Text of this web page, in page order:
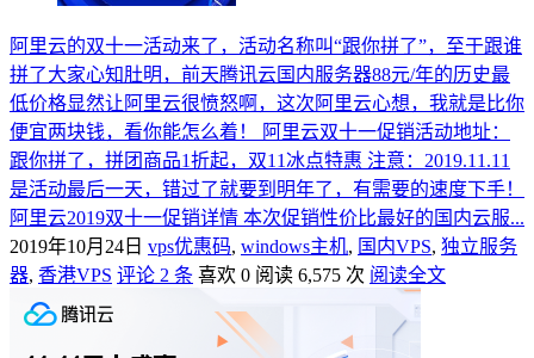
阿里云的双十一活动来了，活动名称叫“跟你拼了”，至于跟谁
拼了大家心知肚明，前天腾讯云国内服务器88元/年的历史最
低价格显然让阿里云很愤怒啊，这次阿里云心想，我就是比你
便宜两块钱，看你能怎么着！ 阿里云双十一促销活动地址：
跟你拼了，拼团商品1折起，双11冰点特惠 注意：2019.11.11
是活动最后一天，错过了就要到明年了，有需要的速度下手！
阿里云2019双十一促销详情 本次促销性价比最好的国内云服...
2019年10月24日 vps优惠码, windows主机, 国内VPS, 独立服务
器, 香港VPS 评论 2 条 喜欢 0 阅读 6,575 次 阅读全文